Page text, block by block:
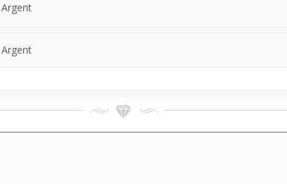
Argent
Argent